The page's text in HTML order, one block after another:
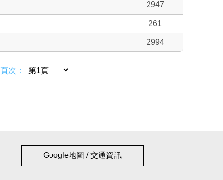
2947
261
2994
頁次：
Google地圖 / 交通資訊